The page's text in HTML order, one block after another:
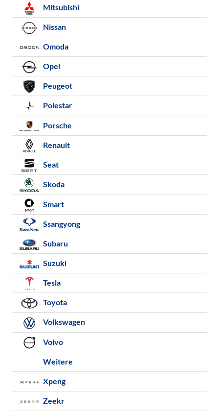
Mitsubishi
Nissan
Omoda
Opel
Peugeot
Polestar
Porsche
Renault
Seat
Skoda
Smart
Ssangyong
Subaru
Suzuki
Tesla
Toyota
Volkswagen
Volvo
Weitere
Xpeng
Zeekr